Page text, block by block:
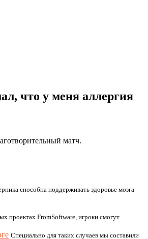
что у меня аллергия
матч.
способна поддерживать здоровье мозга
проектах FromSoftware, игроки смогут
Специально для таких случаев мы составили